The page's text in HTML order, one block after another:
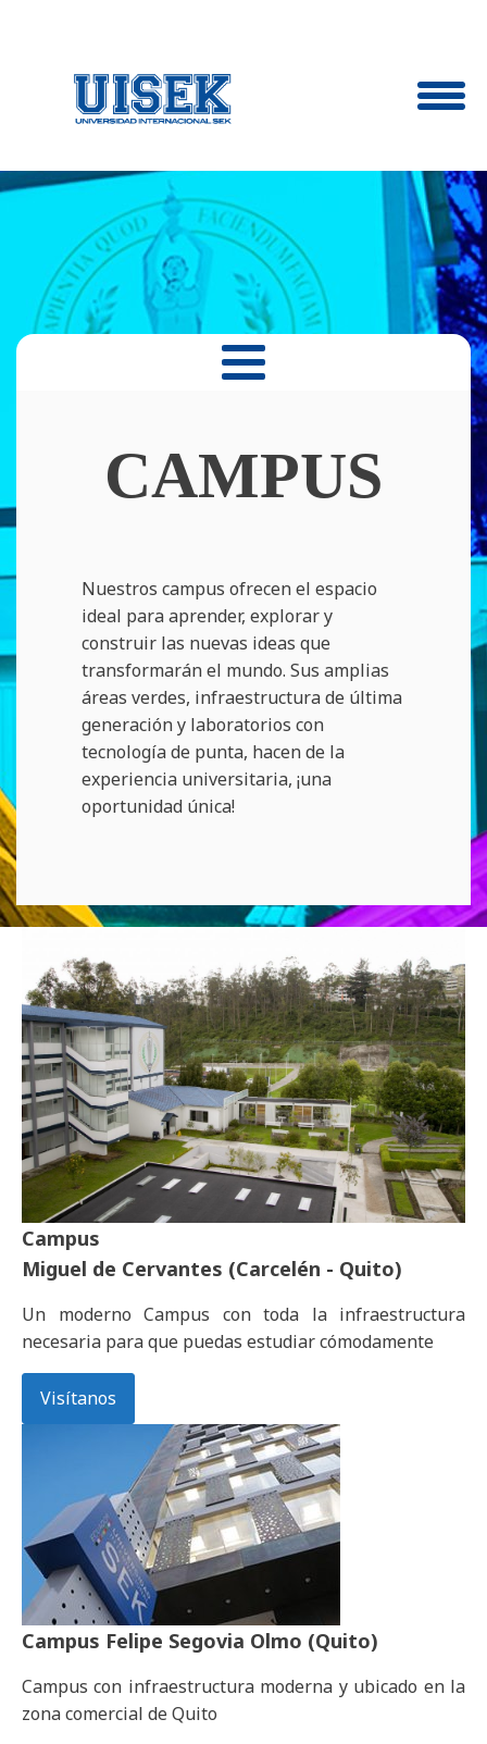
CAMPUS
Nuestros campus ofrecen el espacio
ideal para aprender, explorar y
construir las nuevas ideas que
transformarán el mundo. Sus amplias
áreas verdes, infraestructura de última
generación y laboratorios con
tecnología de punta, hacen de la
experiencia universitaria, ¡una
oportunidad única!
Campus
Miguel de Cervantes (Carcelén - Quito)
Un moderno Campus con toda la infraestructura
necesaria para que puedas estudiar cómodamente
Visítanos
Campus Felipe Segovia Olmo (Quito)
Campus con infraestructura moderna y ubicado en la
zona comercial de Quito